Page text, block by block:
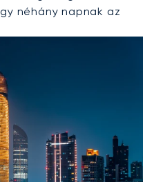
néhány napnak az